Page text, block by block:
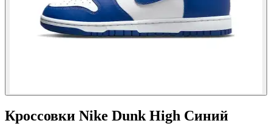
Кроссовки Nike Dunk High Синий